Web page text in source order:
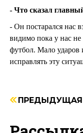
- Что сказал
- Он постарался нас
видимо пока у нас не
футбол. Мало ударов
исправлять эту
ПРЕДЫДУЩАЯ